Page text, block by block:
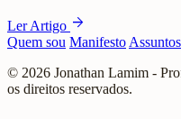
Ler Artigo arrow_forward
Quem sou Manifesto Assuntos
© 2026 Jonathan Lamim -
os direitos reservados.